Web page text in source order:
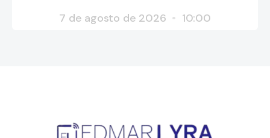
7 de agosto de 2026
10:00